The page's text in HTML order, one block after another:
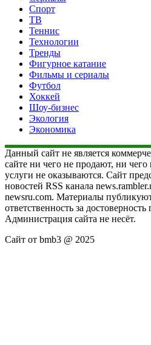
Спорт
ТВ
Теннис
Технологии
Тренды
Фигурное катание
Фильмы и сериалы
Футбол
Хоккей
Шоу-бизнес
Экология
Экономика
Данный сайт не является
сайте ни чего не продают, ни
услуги не оказываются. Сайт
новостей RSS канала
newsru.com. Материалы
ответственность за
Администрация сайта не несёт.
Сайт от bmb3 @ 2025